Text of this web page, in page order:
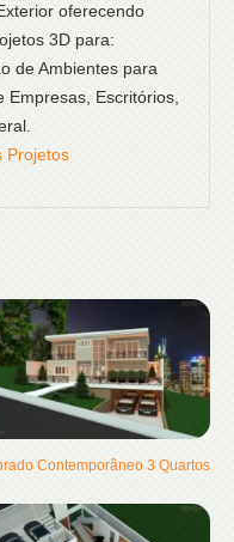
oferecendo
3D para:
de Ambientes para
Escritórios,
Projetos
Contemporâneo 3 Quartos